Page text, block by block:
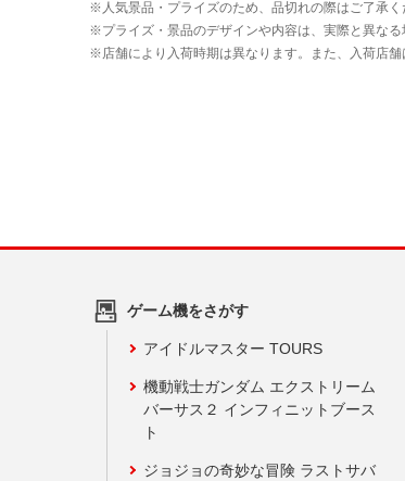
ゲーム機をさがす
アイドルマスター TOURS
機動戦士ガンダム エクストリーム
バーサス２ インフィニットブース
ト
ジョジョの奇妙な冒険 ラストサバ